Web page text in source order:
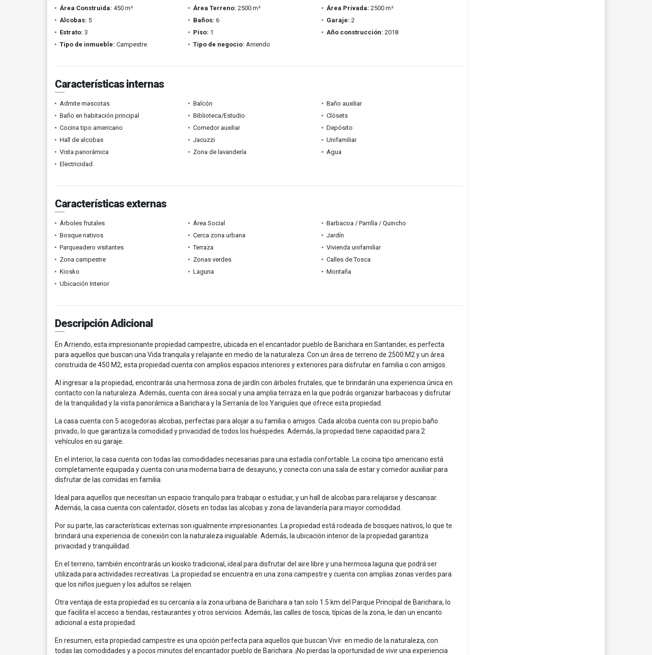
Área Construida: 450 m² Área Terreno: 2500 m² Área Privada: 2500 m²
Alcobas: 5 Baños: 6 Garaje: 2
Estrato: 3 Piso: 1 Año construcción: 2018
Tipo de inmueble: Campestre Tipo de negocio: Arriendo
Características internas
Admite mascotas Balcón
Baño auxiliar
Baño en habitación principal
Biblioteca/Estudio
Clósets
Cocina tipo americano
Comedor auxiliar
Depósito
Hall de alcobas
Jacuzzi
Unifamiliar
Vista panorámica
Zona de lavandería
Agua
Electricidad
Características externas
Árboles frutales Área Social
Barbacoa / Parrilla / Quincho
Bosque nativos
Cerca zona urbana
Jardín
Parqueadero visitantes
Terraza
Vivienda unifamiliar
Zona campestre
Zonas verdes
Calles de Tosca
Kiosko
Laguna
Montaña
Ubicación Interior
Descripción Adicional
En Arriendo, esta impresionante propiedad campestre, ubicada en el encantador pueblo de Barichara en Santander, es perfecta
para aquellos que buscan una Vida tranquila y relajante en medio de la naturaleza. Con un área de terreno de 2500 M2 y un área
construida de 450 M2, esta propiedad cuenta con amplios espacios interiores y exteriores para disfrutar en familia o con amigos.
Al ingresar a la propiedad, encontrarás una hermosa zona de jardín con árboles frutales, que te brindarán una experiencia única en
contacto con la naturaleza. Además, cuenta con área social y una amplia terraza en la que podrás organizar barbacoas y disfrutar
de la tranquilidad y la vista panorámica a Barichara y la Serranía de los Yariguíes que ofrece esta propiedad.
La casa cuenta con 5 acogedoras alcobas, perfectas para alojar a su familia o amigos. Cada alcoba cuenta con su propio baño
privado, lo que garantiza la comodidad y privacidad de todos los huéspedes. Además, la propiedad tiene capacidad para 2
vehículos en su garaje.
En el interior, la casa cuenta con todas las comodidades necesarias para una estadía confortable. La cocina tipo americano está
completamente equipada y cuenta con una moderna barra de desayuno, y conecta con una sala de estar y comedor auxiliar para
disfrutar de las comidas en familia.
Ideal para aquellos que necesitan un espacio tranquilo para trabajar o estudiar, y un hall de alcobas para relajarse y descansar.
Además, la casa cuenta con calentador, clósets en todas las alcobas y zona de lavandería para mayor comodidad.
Por su parte, las características externas son igualmente impresionantes. La propiedad está rodeada de bosques nativos, lo que te
brindará una experiencia de conexión con la naturaleza inigualable. Además, la ubicación interior de la propiedad garantiza
privacidad y tranquilidad.
En el terreno, también encontrarás un kiosko tradicional, ideal para disfrutar del aire libre y una hermosa laguna que podrá ser
utilizada para actividades recreativas. La propiedad se encuentra en una zona campestre y cuenta con amplias zonas verdes para
que los niños jueguen y los adultos se relajen.
Otra ventaja de esta propiedad es su cercanía a la zona urbana de Barichara a tan solo 1.5 km del Parque Principal de Barichara, lo
que facilita el acceso a tiendas, restaurantes y otros servicios. Además, las calles de tosca, típicas de la zona, le dan un encanto
adicional a esta propiedad.
En resumen, esta propiedad campestre es una opción perfecta para aquellos que buscan Vivir en medio de la naturaleza, con
todas las comodidades y a pocos minutos del encantador pueblo de Barichara. ¡No pierdas la oportunidad de vivir una experiencia